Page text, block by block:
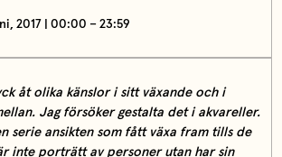
2017 | 00:00 – 23:59
åt olika känslor i sitt växande och i
Jag försöker gestalta det i akvareller.
serie ansikten som fått växa fram tills de
inte porträtt av personer utan har sin